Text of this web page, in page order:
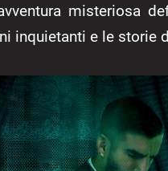
misteriosa
inquietanti e le storie